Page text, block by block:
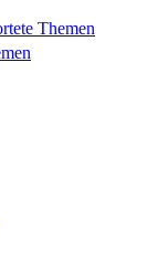
Themen